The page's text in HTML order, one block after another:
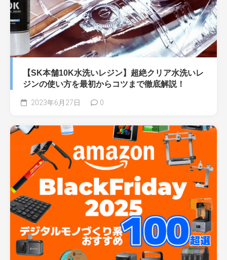
【SK本舗10K水洗いレジン】超絶クリア水洗いレ
ジンの使い方を最初からコツまで徹底解説！
2023年6月27日 0